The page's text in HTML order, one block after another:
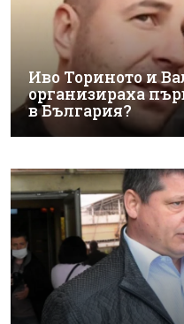
Иво Ториното и
организираха
в България?